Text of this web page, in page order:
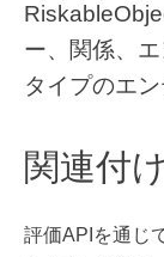
ー、関係、
タイプのエ
関連付け
評価APIを通じ